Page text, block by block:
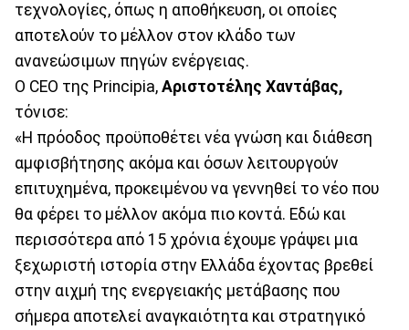
τεχνολογίες, όπως η αποθήκευση, οι οποίες
αποτελούν το μέλλον στον κλάδο των
ανανεώσιμων πηγών ενέργειας.
O CEO της Principia, Αριστοτέλης Χαντάβας,
τόνισε:
«Η πρόοδος προϋποθέτει νέα γνώση και διάθεση
αμφισβήτησης ακόμα και όσων λειτουργούν
επιτυχημένα, προκειμένου να γεννηθεί το νέο που
θα φέρει το μέλλον ακόμα πιο κοντά. Εδώ και
περισσότερα από 15 χρόνια έχουμε γράψει μια
ξεχωριστή ιστορία στην Ελλάδα έχοντας βρεθεί
στην αιχμή της ενεργειακής μετάβασης που
σήμερα αποτελεί αναγκαιότητα και στρατηγικό